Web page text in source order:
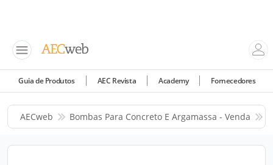
Guia de Produtos AEC Revista Academy Fornecedores
AECweb Bombas Para Concreto E Argamassa - Venda